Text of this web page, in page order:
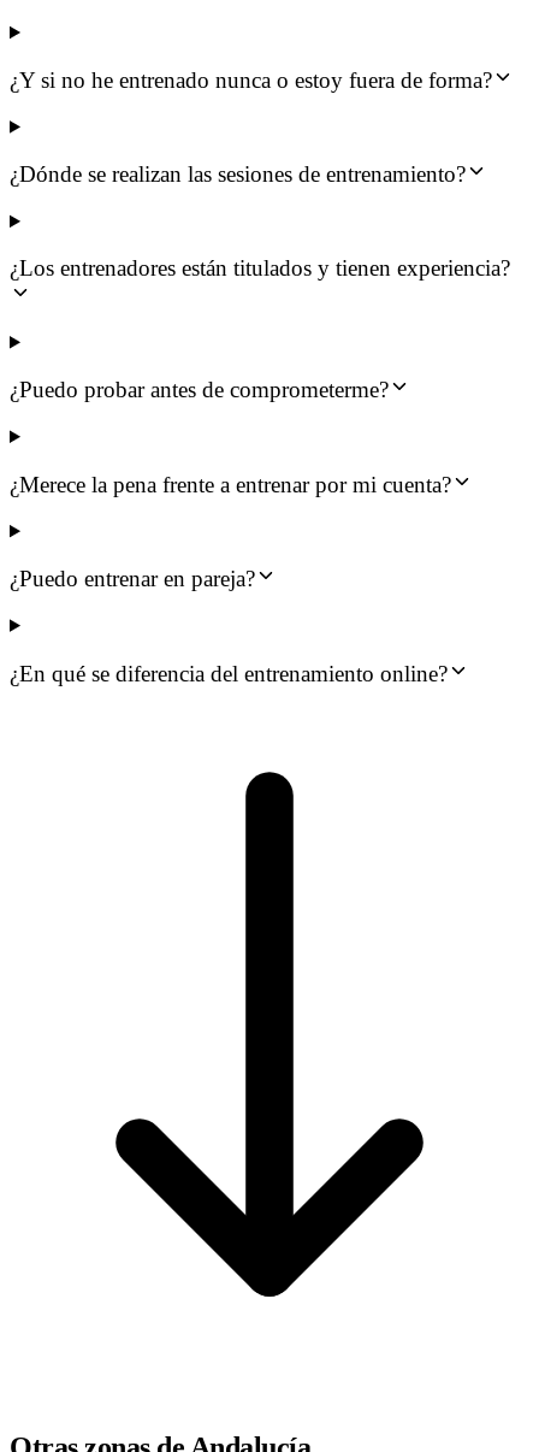
¿Y si no he entrenado nunca o estoy fuera de forma?
¿Dónde se realizan las sesiones de entrenamiento?
¿Los entrenadores están titulados y tienen experiencia?
¿Puedo probar antes de comprometerme?
¿Merece la pena frente a entrenar por mi cuenta?
¿Puedo entrenar en pareja?
¿En qué se diferencia del entrenamiento online?